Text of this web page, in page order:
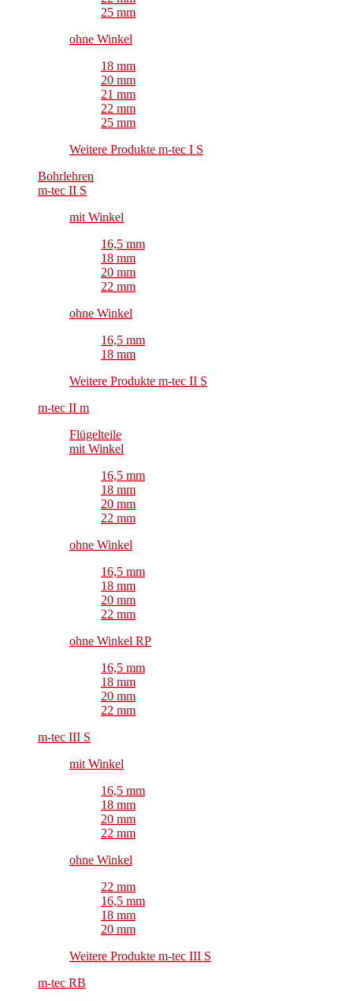
25 mm
ohne Winkel
18 mm
20 mm
21 mm
22 mm
25 mm
Weitere Produkte m-tec I S
Bohrlehren
m-tec II S
mit Winkel
16,5 mm
18 mm
20 mm
22 mm
ohne Winkel
16,5 mm
18 mm
Weitere Produkte m-tec II S
m-tec II m
Flügelteile
mit Winkel
16,5 mm
18 mm
20 mm
22 mm
ohne Winkel
16,5 mm
18 mm
20 mm
22 mm
ohne Winkel RP
16,5 mm
18 mm
20 mm
22 mm
m-tec III S
mit Winkel
16,5 mm
18 mm
20 mm
22 mm
ohne Winkel
22 mm
16,5 mm
18 mm
20 mm
Weitere Produkte m-tec III S
m-tec RB